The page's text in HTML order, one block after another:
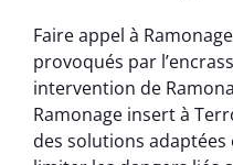
Faire appel à
provoqués par
intervention de
Ramonage insert à
des solutions